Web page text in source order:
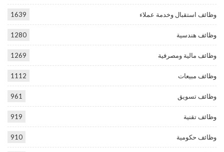
وظائف استقبال وخدمة عملاء 1639
وظائف هندسية 1280
وظائف مالية ومصرفية 1269
وظائف مبيعات 1112
وظائف تسويق 961
وظائف تقنية 919
وظائف حكومية 910